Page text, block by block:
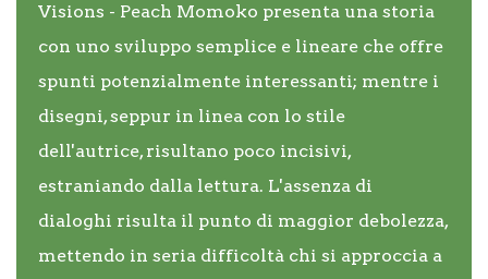
Visions - Peach Momoko presenta una storia
con uno sviluppo semplice e lineare che offre
spunti potenzialmente interessanti; mentre i
disegni, seppur in linea con lo stile
dell'autrice, risultano poco incisivi,
estraniando dalla lettura. L'assenza di
dialoghi risulta il punto di maggior debolezza,
mettendo in seria difficoltà chi si approccia a